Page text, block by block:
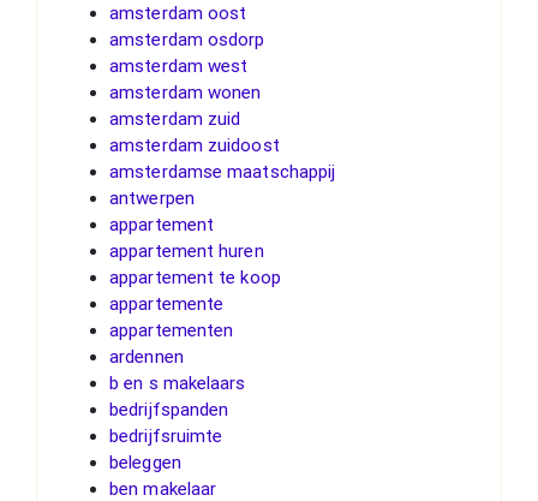
amsterdam oost
amsterdam osdorp
amsterdam west
amsterdam wonen
amsterdam zuid
amsterdam zuidoost
amsterdamse maatschappij
antwerpen
appartement
appartement huren
appartement te koop
appartemente
appartementen
ardennen
b en s makelaars
bedrijfspanden
bedrijfsruimte
beleggen
ben makelaar